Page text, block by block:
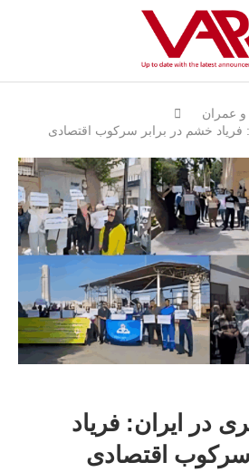
و عمران
فریاد خشم در برابر سرکوب اقتصادی
در ایران: فریاد
اقتصادی